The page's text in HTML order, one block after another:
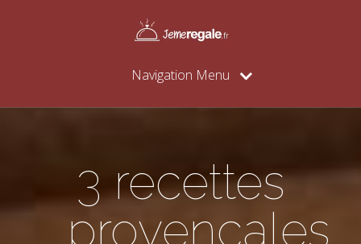
Navigation Menu
3 recettes
provençales